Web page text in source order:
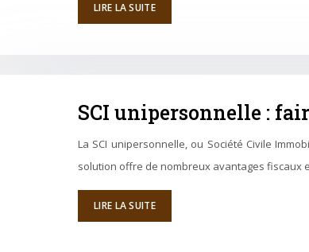
LIRE LA SUITE
SCI unipersonnelle :
La SCI unipersonnelle, ou Société Civile
solution offre de nombreux avantages fiscaux
LIRE LA SUITE